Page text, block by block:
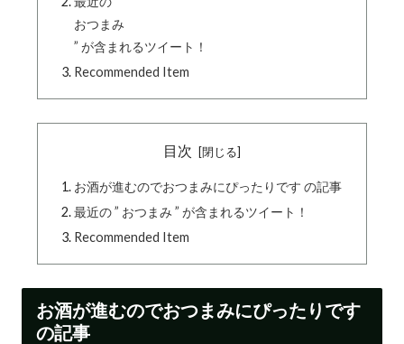
おつまみ
” が含まれるツイート！
Recommended Item
目次
お酒が進むのでおつまみにぴったりです の記事
最近の ” おつまみ ” が含まれるツイート！
Recommended Item
お酒が進むのでおつまみにぴったりです
の記事